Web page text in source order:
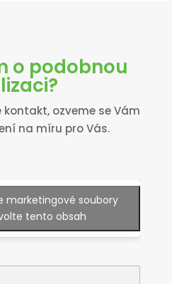
o podobnou
ozveme se Vám
na míru pro Vás.
marketingové soubory
tento obsah